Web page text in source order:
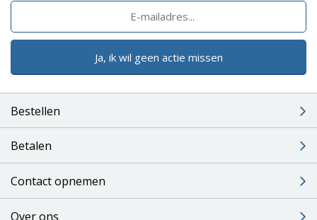
Ja, ik wil geen actie missen
Bestellen
Betalen
Contact opnemen
Over ons